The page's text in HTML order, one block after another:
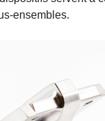
ensembles.